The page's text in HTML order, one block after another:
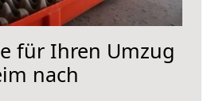
für Ihren Umzug
nach